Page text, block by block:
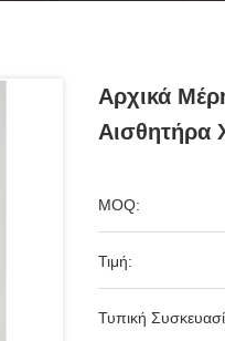
Αρχικά
Αισθητήρα
MOQ:
Τιμή:
Τυπική